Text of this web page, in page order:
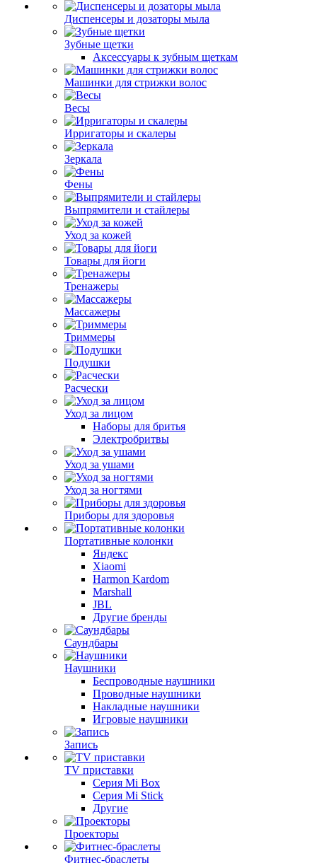
Диспенсеры и дозаторы мыла
Зубные щетки
Аксессуары к зубным щеткам
Машинки для стрижки волос
Весы
Ирригаторы и скалеры
Зеркала
Фены
Выпрямители и стайлеры
Уход за кожей
Товары для йоги
Тренажеры
Массажеры
Триммеры
Подушки
Расчески
Уход за лицом
Наборы для бритья
Электробритвы
Уход за ушами
Уход за ногтями
Приборы для здоровья
Портативные колонки
Яндекс
Xiaomi
Harmon Kardom
Marshall
JBL
Другие бренды
Саундбары
Наушники
Беспроводные наушники
Проводные наушники
Накладные наушники
Игровые наушники
Запись
TV приставки
Серия Mi Box
Серия Mi Stick
Другие
Проекторы
Фитнес-браслеты